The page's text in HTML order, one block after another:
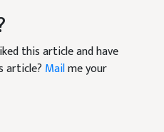
this article and have
article? Mailme your